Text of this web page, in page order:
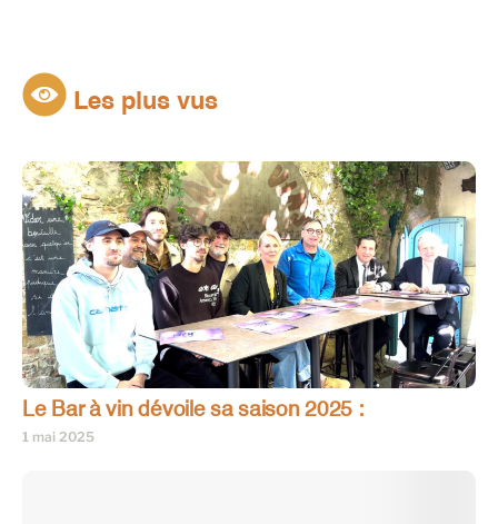
Les plus vus
Le Bar à vin dévoile sa saison 2025 :
1 mai 2025